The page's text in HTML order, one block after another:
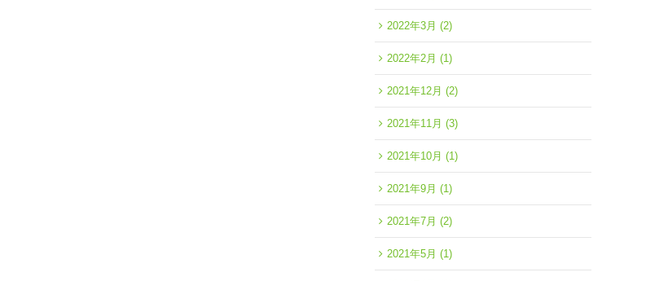
2022年3月 (2)
2022年2月 (1)
2021年12月 (2)
2021年11月 (3)
2021年10月 (1)
2021年9月 (1)
2021年7月 (2)
2021年5月 (1)